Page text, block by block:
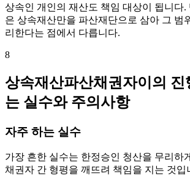
상속인 개인의 재산도 책임 대상이 됩니다
은 상속재산만을 파산재단으로 삼아 그 범
리한다는 점에서 다릅니다.
8
상속재산파산채권자이의 진
는 실수와 주의사항
자주 하는 실수
가장 흔한 실수는 한정승인 청산을 무리하
채권자 간 형평을 깨뜨려 책임을 지는 것입